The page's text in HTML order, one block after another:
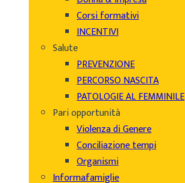
Corsi formativi
INCENTIVI
Salute
PREVENZIONE
PERCORSO NASCITA
PATOLOGIE AL FEMMINILE
Pari opportunità
Violenza di Genere
Conciliazione tempi
Organismi
Informafamiglie